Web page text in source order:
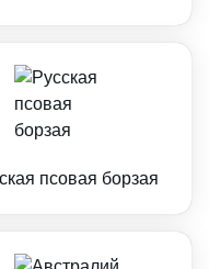
псовая борзая